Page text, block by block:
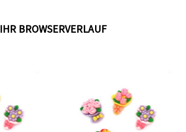
IHR BROWSERVERLAUF